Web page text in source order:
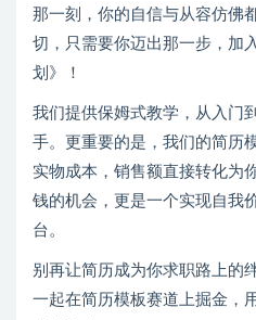
那一刻，你的自信与从容仿佛
切，只需要你迈出那一步，加
划》！
我们提供保姆式教学，从入门
手。更重要的是，我们的简历
实物成本，销售额直接转化为
钱的机会，更是一个实现自我
台。
别再让简历成为你求职路上的
一起在简历模板赛道上掘金，